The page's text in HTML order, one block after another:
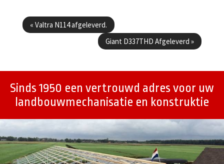
Berichtenmenu
« Valtra N114 afgeleverd.
Giant D337THD Afgeleverd »
Sinds 1950 een vertrouwd adres voor uw
landbouwmechanisatie en konstruktie